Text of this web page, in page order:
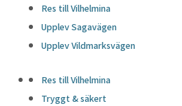
Res till Vilhelmina
Upplev Sagavägen
Upplev Vildmarksvägen
Res till Vilhelmina
Tryggt & säkert